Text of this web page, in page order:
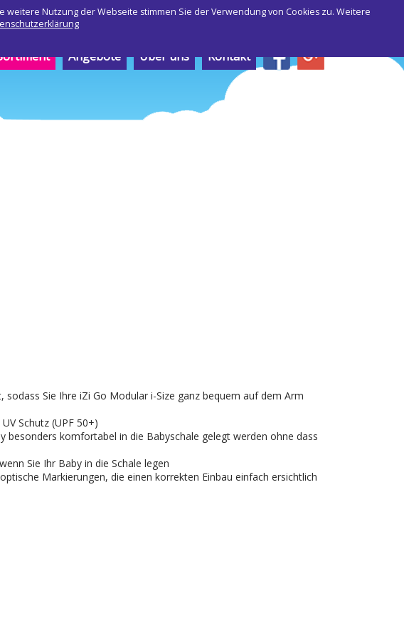
Nutzung der Webseite stimmen Sie der Verwendung von Cookies zu. Weitere
Angebote Über uns Kontakt
Sie Ihre iZi Go Modular i-Size ganz bequem auf dem Arm
Schutz (UPF 50+)
besonders komfortabel in die Babyschale gelegt werden ohne dass
Sie Ihr Baby in die Schale legen
Markierungen, die einen korrekten Einbau einfach ersichtlich